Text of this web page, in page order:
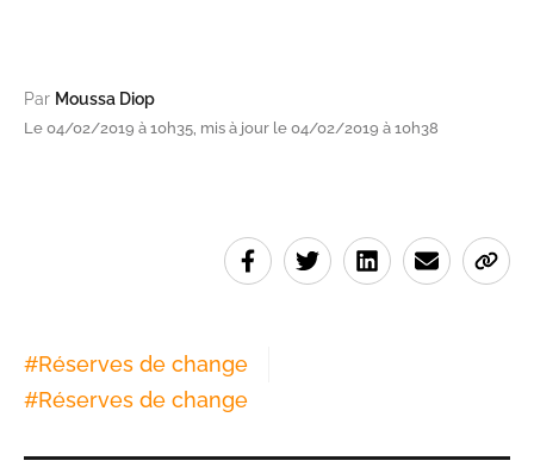
Par Moussa Diop
Le 04/02/2019 à 10h35, mis à jour le 04/02/2019 à 10h38
#Réserves de change
#Réserves de change